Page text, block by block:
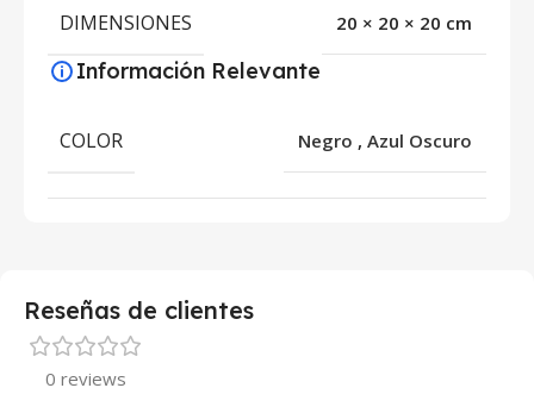
DIMENSIONES 20 × 20 × 20 cm
Información Relevante
COLOR Negro , Azul Oscuro
Reseñas de clientes
0 reviews